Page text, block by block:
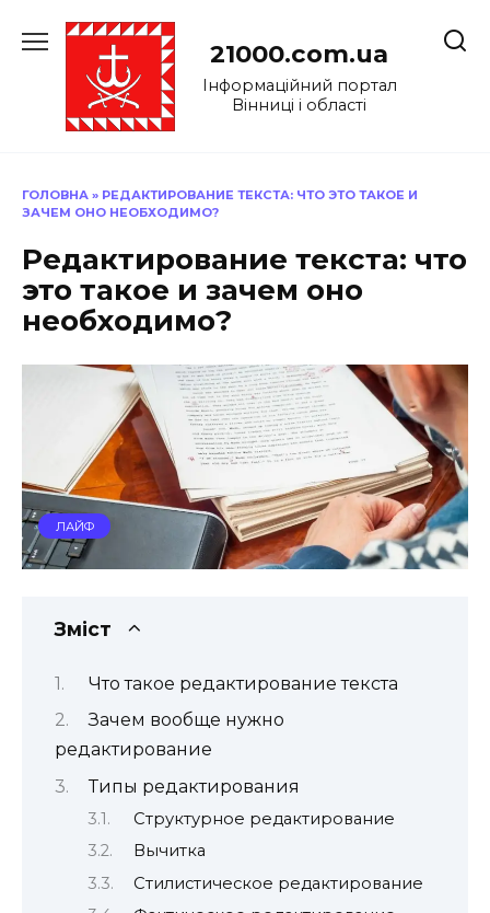
до
21000.com.ua
Інформаційний портал
Вінниці і області
ГОЛОВНА » РЕДАКТИРОВАНИЕ ТЕКСТА: ЧТО ЭТО ТАКОЕ И
ЗАЧЕМ ОНО НЕОБХОДИМО?
Редактирование текста: что
это такое и зачем оно
необходимо?
ЛАЙФ
Зміст
Что такое редактирование текста
Зачем вообще нужно
редактирование
Типы редактирования
Структурное редактирование
Вычитка
Стилистическое редактирование